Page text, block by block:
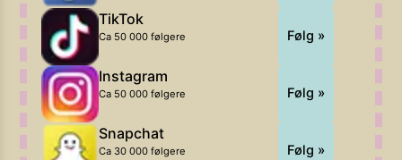
TikTok
Ca 50 000 følgere Følg »
Instagram
Ca 50 000 følgere Følg »
Snapchat
Ca 30 000 følgere Følg »